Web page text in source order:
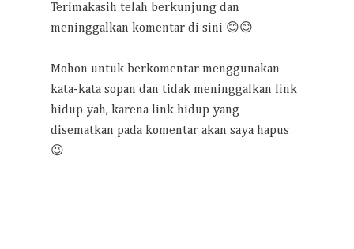
Terimakasih telah berkunjung dan
meninggalkan komentar di sini 😊😊
Mohon untuk berkomentar menggunakan
kata-kata sopan dan tidak meninggalkan link
hidup yah, karena link hidup yang
disematkan pada komentar akan saya hapus
😉